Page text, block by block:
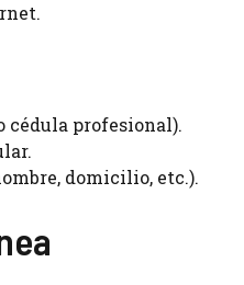
cédula profesional).
domicilio, etc.).